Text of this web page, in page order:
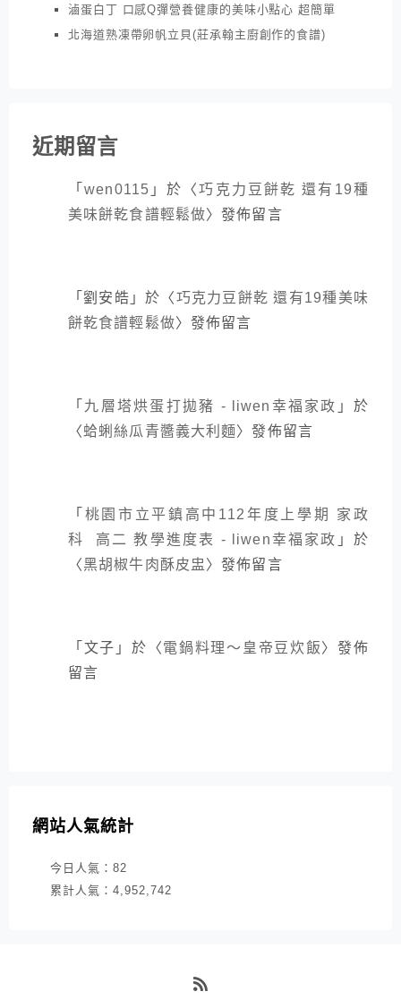
滷蛋白丁 口感Q彈營養健康的美味小點心 超簡單
北海道熟凍帶卵帆立貝(莊承翰主廚創作的食譜)
近期留言
「wen0115 」於〈巧克力豆餅乾 還有19種
美味餅乾食譜輕鬆做〉發佈留言
「劉安皓 」於〈巧克力豆餅乾 還有19種美味
餅乾食譜輕鬆做〉發佈留言
「 九層塔烘蛋打拋豬 - liwen幸福家政 」於
〈蛤蜊絲瓜青醬義大利麵〉發佈留言
「 桃園市立平鎮高中112年度上學期 家政
科 高二 教學進度表 - liwen幸福家政 」於
〈黑胡椒牛肉酥皮盅 〉發佈留言
「 文子 」於〈電鍋料理～皇帝豆炊飯〉發佈
留言
網站人氣統計
今日人氣： 82
累計人氣： 4,952,742